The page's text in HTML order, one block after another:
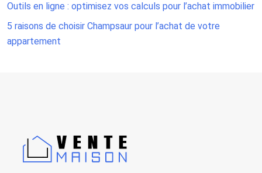
Outils en ligne : optimisez vos calculs pour l’achat immobilier
5 raisons de choisir Champsaur pour l’achat de votre
appartement